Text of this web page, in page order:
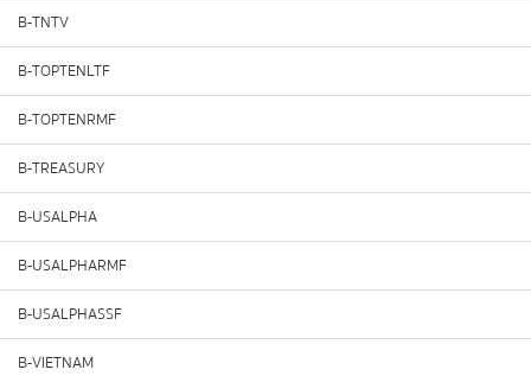
B-TNTV
B-TOPTENLTF
B-TOPTENRMF
B-TREASURY
B-USALPHA
B-USALPHARMF
B-USALPHASSF
B-VIETNAM